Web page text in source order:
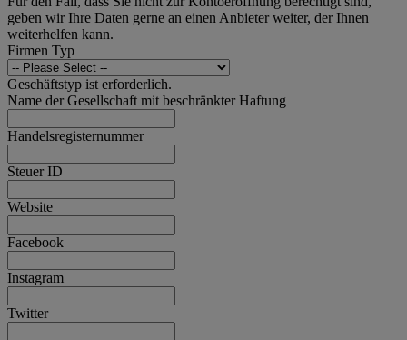
geben wir Ihre Daten gerne an einen Anbieter weiter, der Ihnen
weiterhelfen kann.
Firmen Typ
Geschäftstyp ist erforderlich.
Name der Gesellschaft mit beschränkter Haftung
Handelsregisternummer
Steuer ID
Website
Facebook
Instagram
Twitter